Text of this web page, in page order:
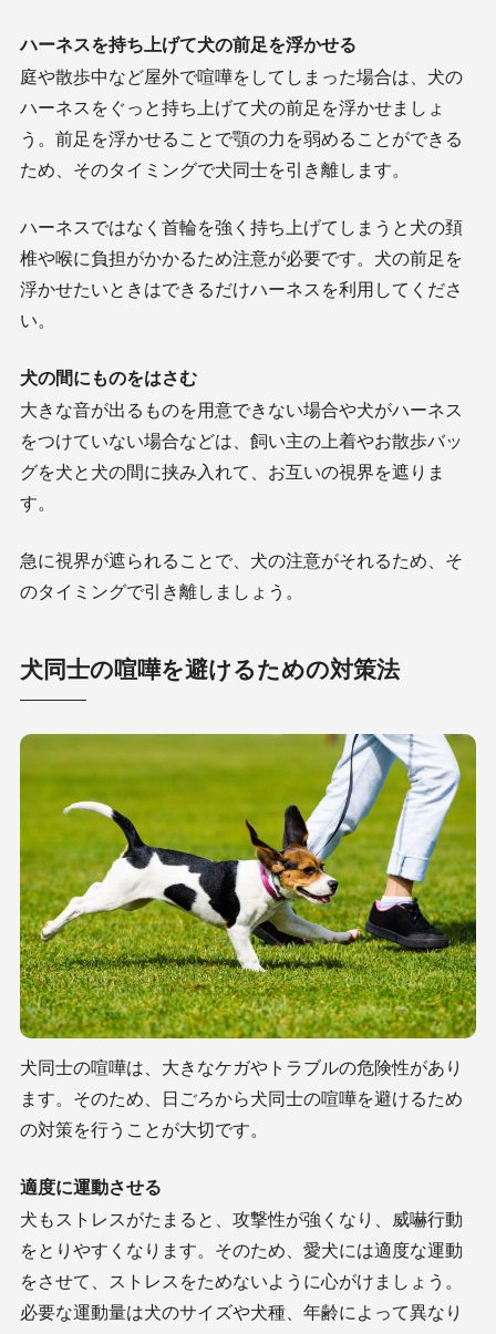
ハーネスを持ち上げて犬の前足を浮かせる
庭や散歩中など屋外で喧嘩をしてしまった場合は、犬の
ハーネスをぐっと持ち上げて犬の前足を浮かせましょ
う。前足を浮かせることで顎の力を弱めることができる
ため、そのタイミングで犬同士を引き離します。
ハーネスではなく首輪を強く持ち上げてしまうと犬の頚
椎や喉に負担がかかるため注意が必要です。犬の前足を
浮かせたいときはできるだけハーネスを利用してくださ
い。
犬の間にものをはさむ
大きな音が出るものを用意できない場合や犬がハーネス
をつけていない場合などは、飼い主の上着やお散歩バッ
グを犬と犬の間に挟み入れて、お互いの視界を遮りま
す。
急に視界が遮られることで、犬の注意がそれるため、そ
のタイミングで引き離しましょう。
犬同士の喧嘩を避けるための対策法
犬同士の喧嘩は、大きなケガやトラブルの危険性があり
ます。そのため、日ごろから犬同士の喧嘩を避けるため
の対策を行うことが大切です。
適度に運動させる
犬もストレスがたまると、攻撃性が強くなり、威嚇行動
をとりやすくなります。そのため、愛犬には適度な運動
をさせて、ストレスをためないように心がけましょう。
必要な運動量は犬のサイズや犬種、年齢によって異なり